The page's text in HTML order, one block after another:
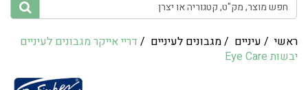
ראשי / עיניים /מגבונים לעיניים /
‎דריי‎ ‎אייקר‎ ‎מגבונים לעיניים
יבשות Eye Care